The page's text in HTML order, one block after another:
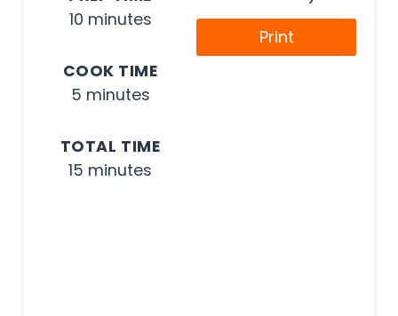
Print
10 minutes
COOK TIME
5 minutes
TOTAL TIME
15 minutes